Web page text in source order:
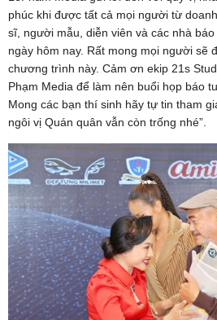
phúc khi được tất cả mọi người từ
sĩ, người mẫu, diễn viên và các nhà
ngày hôm nay. Rất mong mọi người sẽ
chương trình này. Cảm ơn ekip 21s
Phạm Media để làm nên buổi họp báo
Mong các bạn thí sinh hãy tự tin tham
ngôi vị Quán quân vẫn còn trống nhé”.